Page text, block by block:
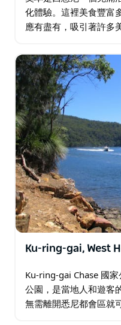
化體驗。這裡美食豐富
應有盡有，吸引著許多
奧本加里波利清真寺等
產…
Ku-ring-gai, West
Ku-ring-gai Chase 國
公園，是當地人和遊客
無需離開悉尼都會區就